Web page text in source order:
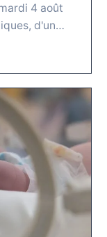
4 août
d'un…